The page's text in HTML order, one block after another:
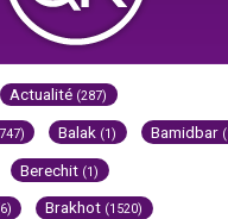
Actualité (287)
Balak (1) Bamidbar
Berechit (1)
Brakhot (1520)